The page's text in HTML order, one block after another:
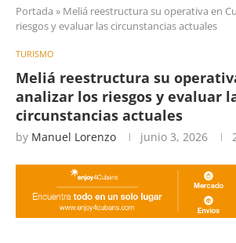
Portada » Meliá reestructura su operativa en
riesgos y evaluar las circunstancias actuales
TURISMO
Meliá reestructura su
analizar los riesgos y evaluar
circunstancias actuales
by Manuel Lorenzo junio 3, 2026